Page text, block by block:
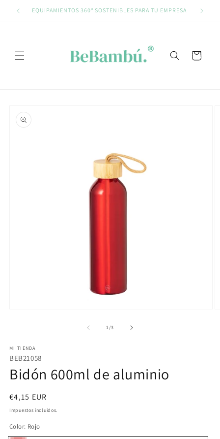
directamenteEQUIPAMIENTOS 360º SOSTENIBLES PARA TU EMPRESA
Carrito
a la
información
una
ventana
1/de
3
MI TIENDA
BEB21058
Bidón 600ml de aluminio
Precio
habitual
€4,15 EUR
Impuestos incluidos.
Color: Rojo